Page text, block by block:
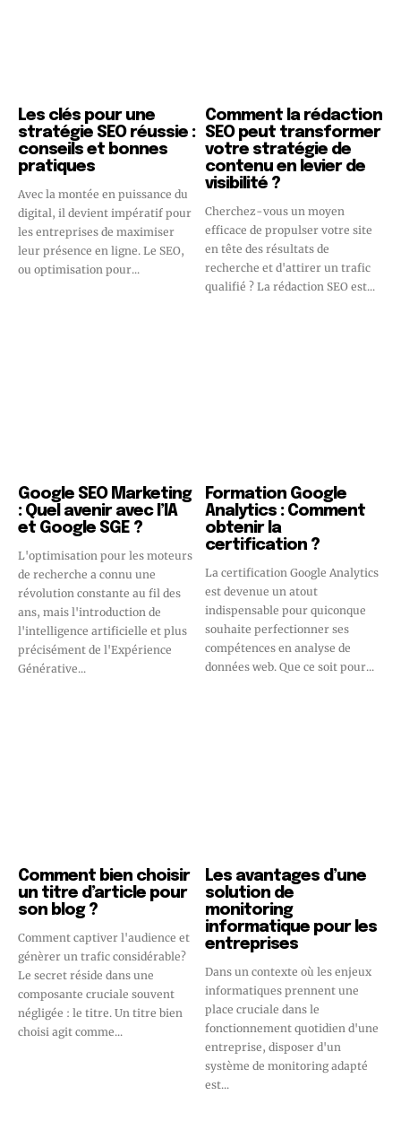
Les clés pour une
stratégie SEO réussie :
conseils et bonnes
pratiques
Avec la montée en puissance du
digital, il devient impératif pour
les entreprises de maximiser
leur présence en ligne. Le SEO,
ou optimisation pour...
Comment la rédaction
SEO peut transformer
votre stratégie de
contenu en levier de
visibilité ?
Cherchez-vous un moyen
efficace de propulser votre site
en tête des résultats de
recherche et d'attirer un trafic
qualifié ? La rédaction SEO est...
Google SEO Marketing
: Quel avenir avec l’IA
et Google SGE ?
L'optimisation pour les moteurs
de recherche a connu une
révolution constante au fil des
ans, mais l'introduction de
l'intelligence artificielle et plus
précisément de l'Expérience
Générative...
Formation Google
Analytics : Comment
obtenir la
certification ?
La certification Google Analytics
est devenue un atout
indispensable pour quiconque
souhaite perfectionner ses
compétences en analyse de
données web. Que ce soit pour...
Comment bien choisir
un titre d’article pour
son blog ?
Comment captiver l'audience et
génèrer un trafic considérable?
Le secret réside dans une
composante cruciale souvent
négligée : le titre. Un titre bien
choisi agit comme...
Les avantages d’une
solution de
monitoring
informatique pour les
entreprises
Dans un contexte où les enjeux
informatiques prennent une
place cruciale dans le
fonctionnement quotidien d'une
entreprise, disposer d'un
système de monitoring adapté
est...